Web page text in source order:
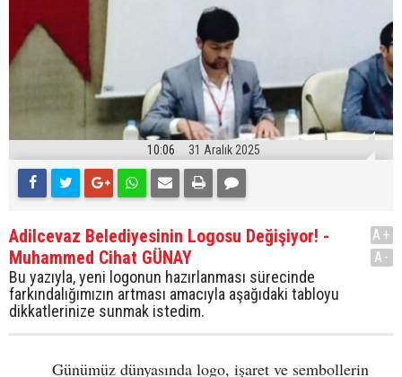
10:06 31 Aralık 2025
Adilcevaz Belediyesinin Logosu Değişiyor! -
Muhammed Cihat GÜNAY
Bu yazıyla, yeni logonun hazırlanması sürecinde
farkındalığımızın artması amacıyla aşağıdaki tabloyu
dikkatlerinize sunmak istedim.
A+
A-
Günümüz dünyasında logo, işaret ve sembollerin